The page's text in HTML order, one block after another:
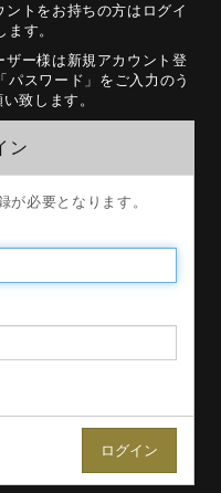
トをお持ちの方はログイ
す。
ー様は新規アカウント登
スワード」をご入力のう
致します。
ン
が必要となります。